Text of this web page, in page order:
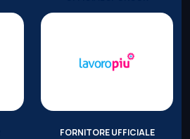
FORNITORE UFFICIALE